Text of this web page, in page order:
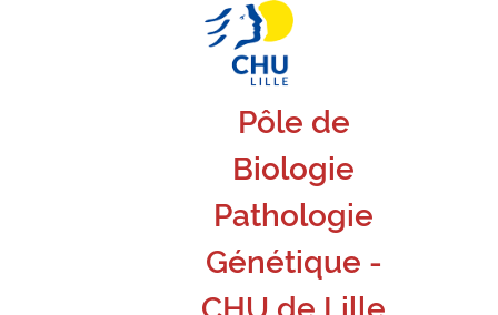
Pôle de
Biologie
Pathologie
Génétique -